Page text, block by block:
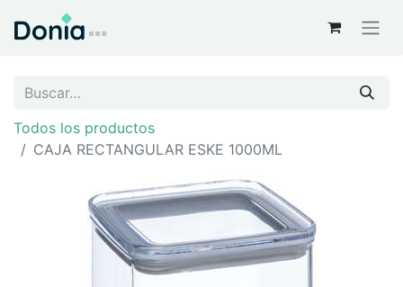
Todos los productos
CAJA RECTANGULAR ESKE 1000ML